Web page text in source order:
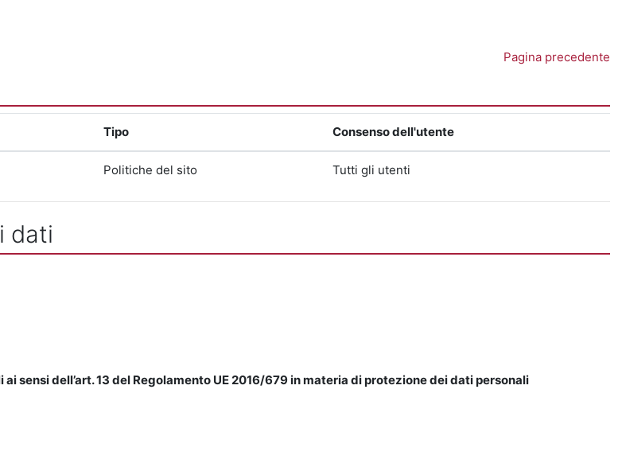
Pagina precedente
Tipo Consenso dell'utente
Politiche del sito Tutti gli utenti
dati
sensi dell’art. 13 del Regolamento UE 2016/679 in materia di protezione dei dati personali